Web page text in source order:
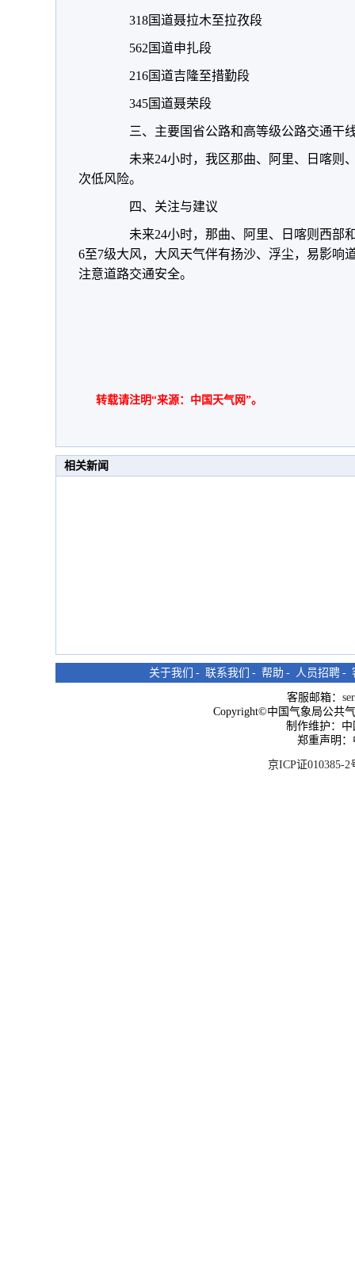
318国道聂拉木至拉孜段
562国道申扎段
216国道吉隆至措勤段
345国道聂荣段
三、主要国省公路和高等级公路交通干
未来24小时，我区那曲、阿里、日喀则
次低风险。
四、关注与建议
未来24小时，那曲、阿里、日喀则西部
6至7级大风，大风天气伴有扬沙、浮尘，易影响
注意道路交通安全。
转载请注明“来源：中国天气网”。
相关新闻
关于我们 - 联系我们 - 帮助 - 人员招聘 -
客服邮箱：
Copyright©中国气象局公共
制作维护：
郑重声明
京ICP证010385-2